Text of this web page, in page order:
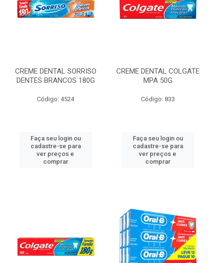
CREME DENTAL SORRISO
DENTES BRANCOS 180G
Código: 4524
Faça seu login ou
cadastre-se para
ver preços e
comprar
CREME DENTAL COLGATE
MPA 50G
Código: 833
Faça seu login ou
cadastre-se para
ver preços e
comprar